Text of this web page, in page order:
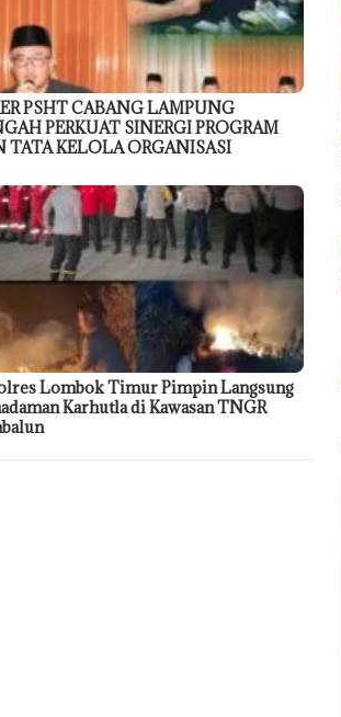
PSHT CABANG LAMPUNG
PERKUAT SINERGI PROGRAM
TATA KELOLA ORGANISASI
Lombok Timur Pimpin Langsung
Karhutla di Kawasan TNGR